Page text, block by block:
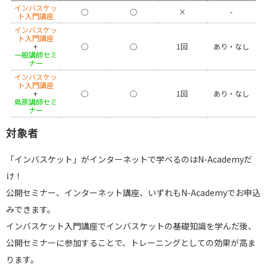
インバスケッ
ト入門講座
◯ ◯ ×
-
インバスケッ
ト入門講座
+
一般講師セミ
ナー
◯ ◯ 1回 あり・なし
インバスケッ
ト入門講座
+
鳥原講師セミ
ナー
◯ ◯ 1回 あり・なし
対象者
「インバスケット」がインターネットで学べるのはN-Academyだ
け！
公開セミナー、インターネット講座、いずれもN-Academyでお申込
みできます。
インバスケット入門講座でインバスケットの基礎知識を学んだ後、
公開セミナーに参加することで、トレーニングとしての効果が高ま
ります。